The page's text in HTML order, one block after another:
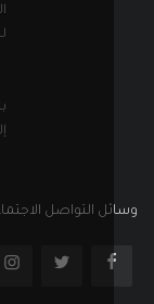
لدى
التواصل الاجتماعي